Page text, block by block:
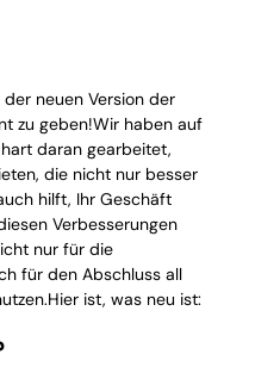
neuen Version der
zu geben!Wir haben auf
daran gearbeitet,
die nicht nur besser
hilft, Ihr Geschäft
Verbesserungen
nur für die
für den Abschluss all
ist, was neu ist: